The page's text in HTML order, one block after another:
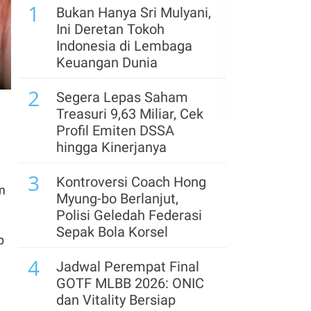
Harga Reli, Ada Apa?
Iran Berpotensi
Kendalikan Selat
Hormuz, AS dan Oman
Bahas Kesepakatan
Akhiri Perang
Rupiah Ditutup Menguat
Tipis ke Rp 17.923 Per
Dolar AS Hari Ini (6/8);
Asia Mixed
TOWR Resmi
LQ45, Cermati
Rekomendasi Analis
1
Bukan Hanya Sri Mulyani,
Ini Deretan Tokoh
Indonesia di Lembaga
Keuangan Dunia
2
Segera Lepas Saham
Treasuri 9,63 Miliar, Cek
Profil Emiten DSSA
hingga Kinerjanya
3
Kontroversi Coach Hong
Myung-bo Berlanjut,
Polisi Geledah Federasi
Sepak Bola Korsel
4
Jadwal Perempat Final
GOTF MLBB 2026: ONIC
dan Vitality Bersiap